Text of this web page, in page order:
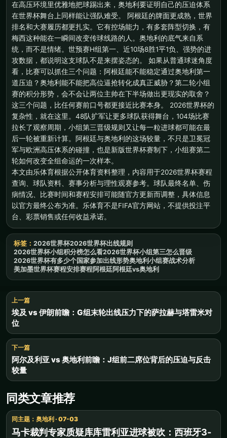
在高压环境里优雅地把球踢出来，奥地利要证明自己的压迫体系
在世界杯舞台上同样能让强队难受。 阿根廷的牌面更成熟，世界
排名和大赛履历都更扎实。它有控场能力，有多套阵型切换，有
梅西这种能在一瞬间改变传球线路的人。奥地利的底气来自系
统，而不是情绪。世预赛H组第一、近10场8胜1平1负、强势的进
攻数据，都说明这支球队不是来摆姿态的。 如果从普通球迷角度
看，比赛可以抓住三个问题：阿根廷能不能稳定通过奥地利第一
道压迫？奥地利能不能把高位逼抢转化成真正威胁？第二轮小组
赛的积分形势，会不会让两位主帅在下半场做出更现实的取舍？
这三个问题，比任何赛前口号都更接近比赛本身。 2026世界杯的
复杂性，就在这里。48队扩军让更多球队获得舞台，104场比赛
拉长了观察周期，小组第三晋级规则又让每一粒进球都可能在最
后一轮被重新计算。阿根廷与奥地利的这场较量，不只是卫冕冠
军与欧洲高压体系的碰撞，也是新版世界杯赛制下，小组赛第二
轮如何改变全组命运的一次样本。
本文由乐体育根据公开体育资料整理，内容用于2026世界杯赛程
查询、球队资料、赛事分析与理性观赛参考。球队最终名单、伤
病情况、比赛时间和赛程安排可能随官方更新而调整，具体信息
以官方最终公布为准。乐体育不是FIFA官方网站，不提供投注平
台、彩票销售或任何收益承诺。
标签： 2026世界杯2026世界杯出线规则
2026世界杯小组积分榜怎么看2026世界杯小组第三怎么晋级
2026世界杯有多少个国家参加出线形势奥地利 小组赛战术分析
美加墨世界杯赛程安排赛程阿根廷阿根廷vs奥地利
上一篇
埃及 vs 伊朗前瞻：G组末轮出线压力下的萨拉赫与塔雷米对
位
下一篇
阿尔及利亚 vs 奥地利前瞻：J组前二席位背后的压迫与反击
较量
同类文章推荐
同主题：奥地利 · 07-03
马卡裁判专家质疑库库雷利亚进球被吹：西班牙3-